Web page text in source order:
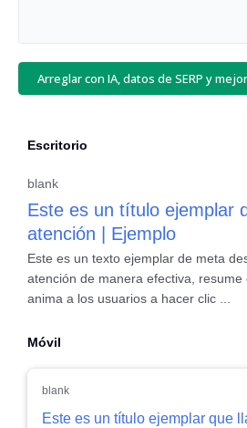
Arreglar con IA, datos de SERP y
Escritorio
blank
Este es un título ejemplar
atención | Ejemplo
Este es un texto ejemplar de meta
atención de manera efectiva, resume
anima a los usuarios a hacer clic ...
Móvil
blank
Este es un título ejemplar que